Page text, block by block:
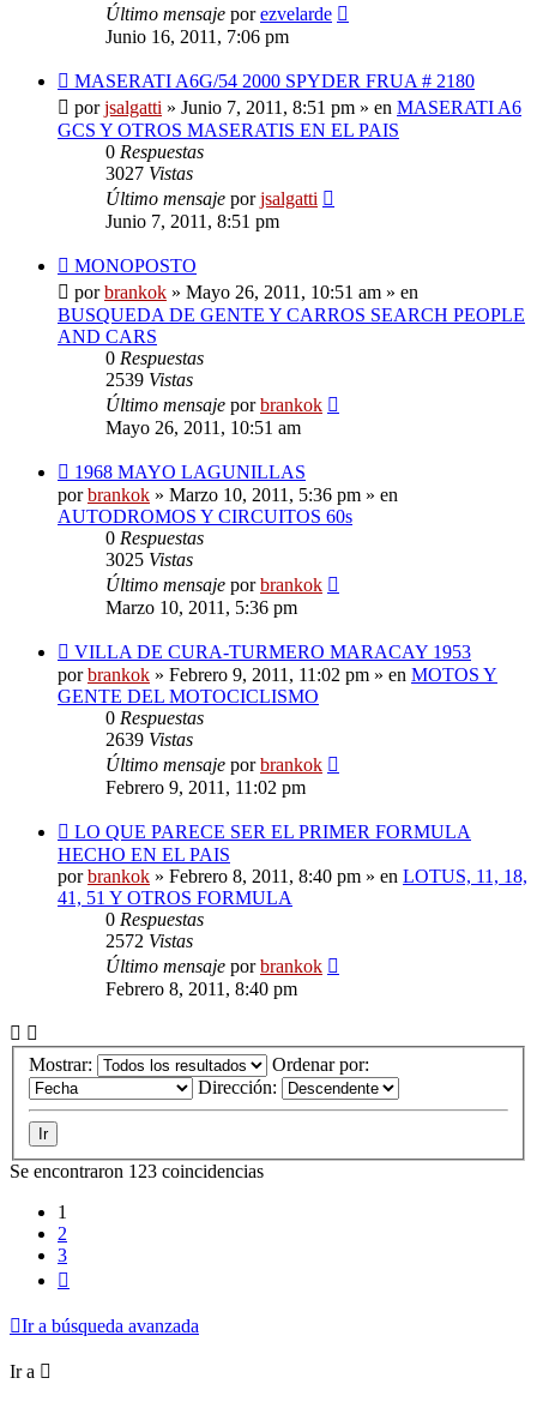
Último mensaje porezvelarde
Junio 16, 2011, 7:06 pm
Nuevo
mensaje
MASERATI A6G/54 2000 SPYDER FRUA # 2180
porjsalgatti » Junio 7, 2011, 8:51 pm » en MASERATI A6
GCS Y OTROS MASERATIS EN EL PAIS
0 Respuestas
3027 Vistas
Último mensaje porjsalgatti
Junio 7, 2011, 8:51 pm
Nuevo
mensaje
MONOPOSTO
porbrankok » Mayo 26, 2011, 10:51 am » en
BUSQUEDA DE GENTE Y CARROS SEARCH PEOPLE
AND CARS
0 Respuestas
2539 Vistas
Último mensaje porbrankok
Mayo 26, 2011, 10:51 am
Nuevo
mensaje
1968 MAYO LAGUNILLAS
porbrankok » Marzo 10, 2011, 5:36 pm » en
AUTODROMOS Y CIRCUITOS 60s
0 Respuestas
3025 Vistas
Último mensaje porbrankok
Marzo 10, 2011, 5:36 pm
Nuevo
mensaje
VILLA DE CURA-TURMERO MARACAY 1953
porbrankok » Febrero 9, 2011, 11:02 pm » en MOTOS Y
GENTE DEL MOTOCICLISMO
0 Respuestas
2639 Vistas
Último mensaje porbrankok
Febrero 9, 2011, 11:02 pm
Nuevo
mensaje
LO QUE PARECE SER EL PRIMER FORMULA
HECHO EN EL PAIS
porbrankok » Febrero 8, 2011, 8:40 pm » en LOTUS, 11, 18,
41, 51 Y OTROS FORMULA
0 Respuestas
2572 Vistas
Último mensaje porbrankok
Febrero 8, 2011, 8:40 pm
Mostrar:
Ordenar por:
Dirección:
Se encontraron 123 coincidencias
1
2
3
Ir a búsqueda avanzada
Ir a